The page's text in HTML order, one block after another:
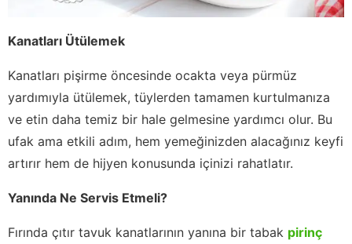
Kanatları Ütülemek
Kanatları pişirme öncesinde ocakta veya pürmüz
yardımıyla ütülemek, tüylerden tamamen kurtulmanıza
ve etin daha temiz bir hale gelmesine yardımcı olur. Bu
ufak ama etkili adım, hem yemeğinizden alacağınız keyfi
artırır hem de hijyen konusunda içinizi rahatlatır.
Yanında Ne Servis Etmeli?
Fırında çıtır tavuk kanatlarının yanına bir tabak pirinç